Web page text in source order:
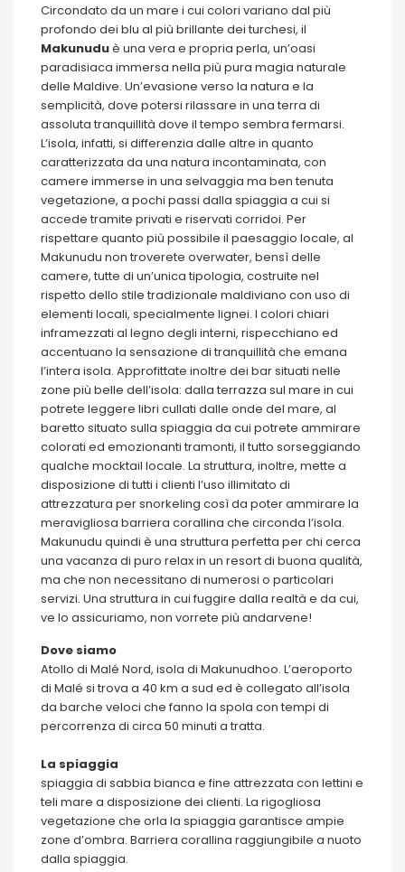
Circondato da un mare i cui colori variano dal più
profondo dei blu al più brillante dei turchesi, il
Makunuduè una vera e propria perla, un’oasi
paradisiaca immersa nella più pura magia naturale
delle Maldive. Un’evasione verso la natura e la
semplicità, dove potersi rilassare in una terra di
assoluta tranquillità dove il tempo sembra fermarsi.
L’isola, infatti, si differenzia dalle altre in quanto
caratterizzata da una natura incontaminata, con
camere immerse in una selvaggia ma ben tenuta
vegetazione, a pochi passi dalla spiaggia a cui si
accede tramite privati e riservati corridoi. Per
rispettare quanto più possibile il paesaggio locale, al
Makunudu non troverete overwater, bensì delle
camere, tutte di un’unica tipologia, costruite nel
rispetto dello stile tradizionale maldiviano con uso di
elementi locali, specialmente lignei. I colori chiari
inframezzati al legno degli interni, rispecchiano ed
accentuano la sensazione di tranquillità che emana
l’intera isola. Approfittate inoltre dei bar situati nelle
zone più belle dell’isola: dalla terrazza sul mare in cui
potrete leggere libri cullati dalle onde del mare, al
baretto situato sulla spiaggia da cui potrete ammirare
colorati ed emozionanti tramonti, il tutto sorseggiando
qualche mocktail locale. La struttura, inoltre, mette a
disposizione di tutti i clienti l’uso illimitato di
attrezzatura per snorkeling così da poter ammirare la
meravigliosa barriera corallina che circonda l’isola.
Makunudu quindi è una struttura perfetta per chi cerca
una vacanza di puro relax in un resort di buona qualità,
ma che non necessitano di numerosi o particolari
servizi. Una struttura in cui fuggire dalla realtà e da cui,
ve lo assicuriamo, non vorrete più andarvene!
Dove siamo
Atollo di Malé Nord, isola di Makunudhoo. L’aeroporto
di Malé si trova a 40 km a sud ed è collegato all’isola
da barche veloci che fanno la spola con tempi di
percorrenza di circa 50 minuti a tratta.
La spiaggia
spiaggia di sabbia bianca e fine attrezzata con lettini e
teli mare a disposizione dei clienti. La rigogliosa
vegetazione che orla la spiaggia garantisce ampie
zone d’ombra. Barriera corallina raggiungibile a nuoto
dalla spiaggia.